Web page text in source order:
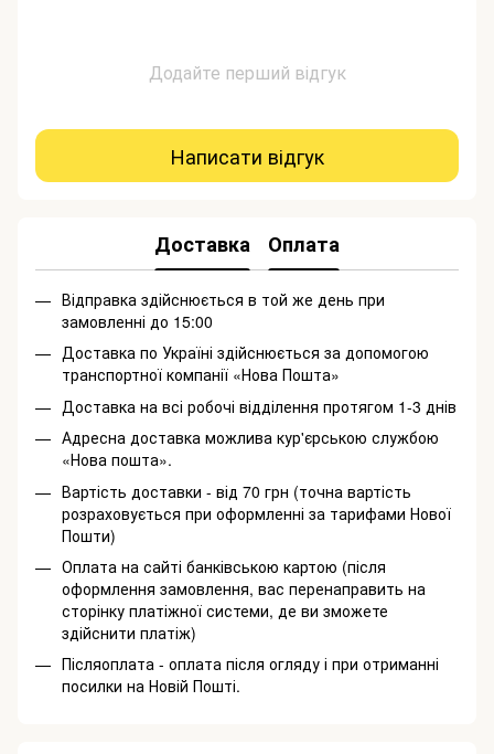
Додайте перший відгук
Написати відгук
Доставка Оплата
Відправка здійснюється в той же день при
замовленні до 15:00
Доставка по Україні здійснюється за допомогою
транспортної компанії «Нова Пошта»
Доставка на всі робочі відділення протягом 1-3 днів
Адресна доставка можлива кур'єрською службою
«Нова пошта».
Вартість доставки - від 70 грн (точна вартість
розраховується при оформленні за тарифами Нової
Пошти)
Оплата на сайті банківською картою (після
оформлення замовлення, вас перенаправить на
сторінку платіжної системи, де ви зможете
здійснити платіж)
Післяоплата - оплата після огляду і при отриманні
посилки на Новій Пошті.